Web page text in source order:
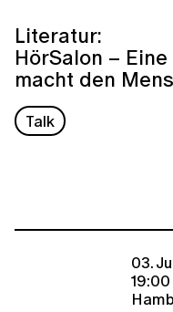
Literatur:
HörSalon –
macht den
Talk
03.
19:00